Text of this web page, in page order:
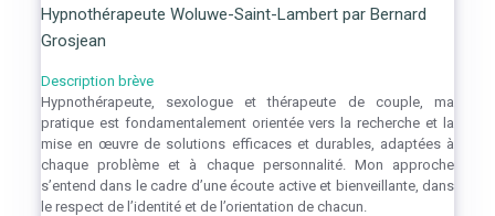
Hypnothérapeute Woluwe-Saint-Lambert par Bernard
Grosjean
Description brève
Hypnothérapeute, sexologue et thérapeute de couple, ma
pratique est fondamentalement orientée vers la recherche et la
mise en œuvre de solutions efficaces et durables, adaptées à
chaque problème et à chaque personnalité. Mon approche
s’entend dans le cadre d’une écoute active et bienveillante, dans
le respect de l’identité et de l’orientation de chacun.